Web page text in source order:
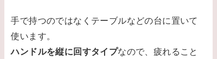
手で持つのではなくテーブルなどの台に置いて
使います。
ハンドルを縦に回すタイプなので、疲れること